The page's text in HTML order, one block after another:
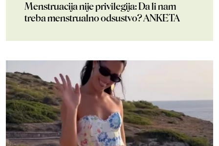
Menstruacija nije privilegija: Da li nam
treba menstrualno odsustvo? ANKETA